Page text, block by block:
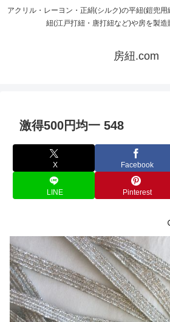
アクリル・レーヨン・正絹(シルク)の平紐(鎧兜
紐(江戸打紐・唐打紐など)や房を製造
房紐.com
激得500円均一 548
X Facebook
LINE Pinterest